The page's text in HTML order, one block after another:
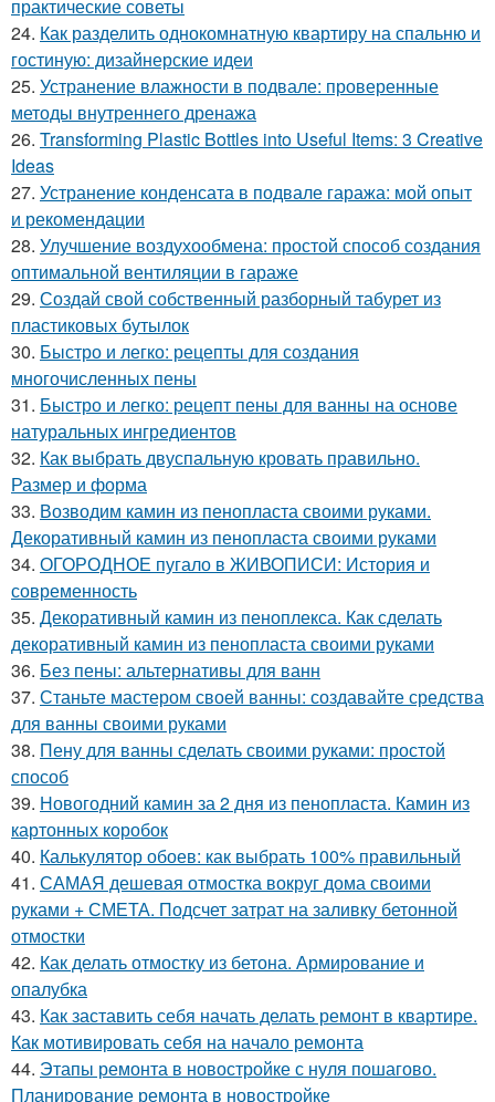
практические советы
24. Как разделить однокомнатную квартиру на спальню и
гостиную: дизайнерские идеи
25. Устранение влажности в подвале: проверенные
методы внутреннего дренажа
26. Transforming Plastic Bottles into Useful Items: 3 Creative
Ideas
27. Устранение конденсата в подвале гаража: мой опыт
и рекомендации
28. Улучшение воздухообмена: простой способ создания
оптимальной вентиляции в гараже
29. Создай свой собственный разборный табурет из
пластиковых бутылок
30. Быстро и легко: рецепты для создания
многочисленных пены
31. Быстро и легко: рецепт пены для ванны на основе
натуральных ингредиентов
32. Как выбрать двуспальную кровать правильно.
Размер и форма
33. Возводим камин из пенопласта своими руками.
Декоративный камин из пенопласта своими руками
34. ОГОРОДНОЕ пугало в ЖИВОПИСИ: История и
современность
35. Декоративный камин из пеноплекса. Как сделать
декоративный камин из пенопласта своими руками
36. Без пены: альтернативы для ванн
37. Станьте мастером своей ванны: создавайте средства
для ванны своими руками
38. Пену для ванны сделать своими руками: простой
способ
39. Новогодний камин за 2 дня из пенопласта. Камин из
картонных коробок
40. Калькулятор обоев: как выбрать 100% правильный
41. САМАЯ дешевая отмостка вокруг дома своими
руками + СМЕТА. Подсчет затрат на заливку бетонной
отмостки
42. Как делать отмостку из бетона. Армирование и
опалубка
43. Как заставить себя начать делать ремонт в квартире.
Как мотивировать себя на начало ремонта
44. Этапы ремонта в новостройке с нуля пошагово.
Планирование ремонта в новостройке